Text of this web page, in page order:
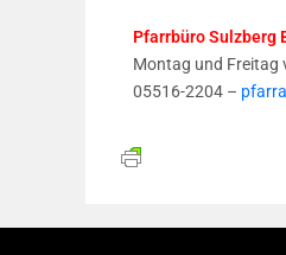
Pfarrbüro Sulzberg
Montag und Freitag
05516-2204 –